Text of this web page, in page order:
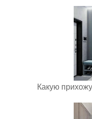
Какую